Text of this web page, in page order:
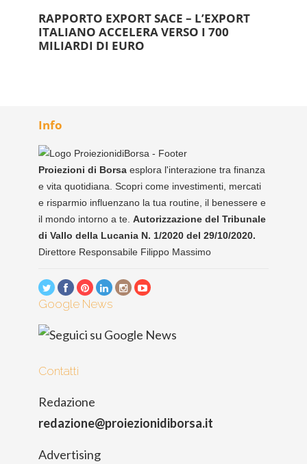
RAPPORTO EXPORT SACE – L’EXPORT
ITALIANO ACCELERA VERSO I 700
MILIARDI DI EURO
Info
Proiezioni di Borsa esplora l'interazione tra finanza
e vita quotidiana. Scopri come investimenti, mercati
e risparmio influenzano la tua routine, il benessere e
il mondo intorno a te. Autorizzazione del Tribunale
di Vallo della Lucania N. 1/2020 del 29/10/2020.
Direttore Responsabile Filippo Massimo
Google News
Contatti
Redazione
redazione@proiezionidiborsa.it
Advertising